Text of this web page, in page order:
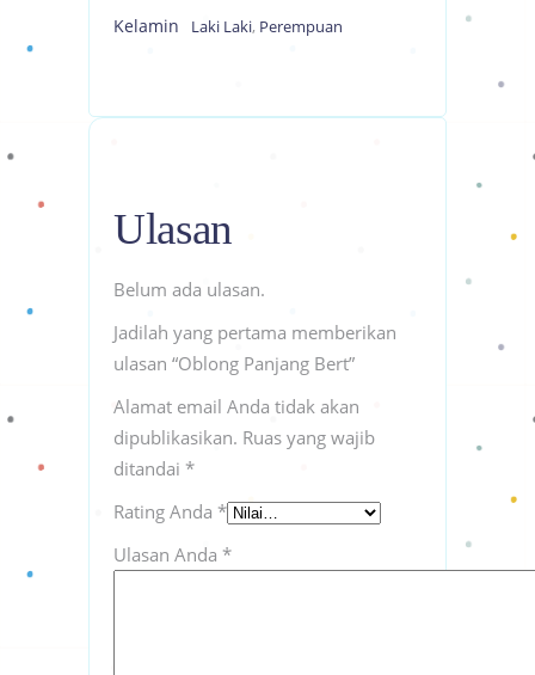
Kelamin Laki Laki, Perempuan
Ulasan
Belum ada ulasan.
Jadilah yang pertama memberikan
ulasan “Oblong Panjang Bert”
Alamat email Anda tidak akan
dipublikasikan. Ruas yang wajib
ditandai *
Rating Anda *
Ulasan Anda *